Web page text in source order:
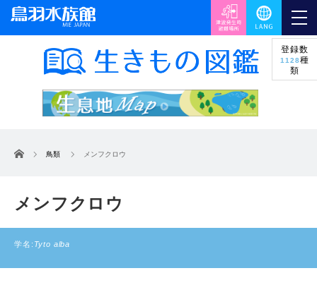
登録数
1128種
類
ホーム 鳥類 メンフクロウ
メンフクロウ
学名: Tyto alba